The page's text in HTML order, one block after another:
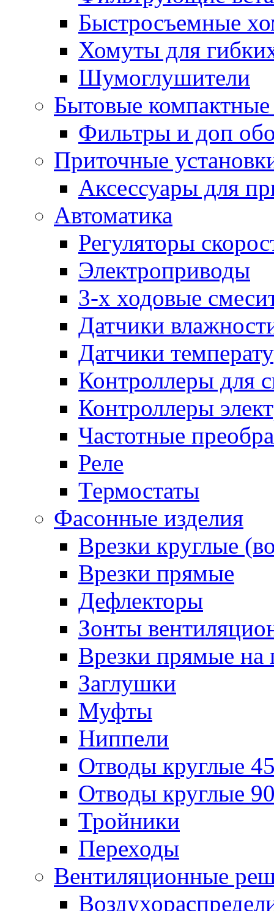
Быстросъемные
Хомуты для
Шумоглушители
Бытовые
Фильтры и доп
Приточные
Аксессуары для
Автоматика
Регуляторы
Электроприводы
3-х ходовые
Датчики
Датчики
Контроллеры для
Контроллеры
Частотные
Реле
Термостаты
Фасонные изделия
Врезки круглые
Врезки прямые
Дефлекторы
Зонты
Врезки прямые на
Заглушки
Муфты
Ниппели
Отводы круглые
Отводы круглые
Тройники
Переходы
Вентиляционные